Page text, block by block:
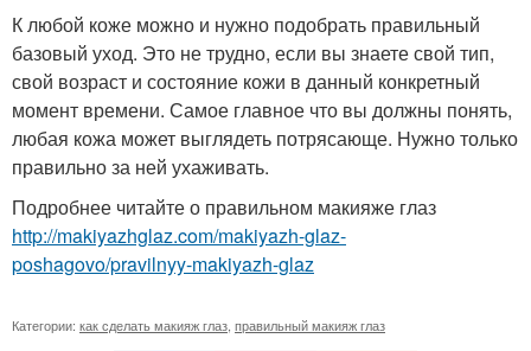
К любой коже можно и нужно подобрать правильный
базовый уход. Это не трудно, если вы знаете свой тип,
свой возраст и состояние кожи в данный конкретный
момент времени. Самое главное что вы должны понять,
любая кожа может выглядеть потрясающе. Нужно только
правильно за ней ухаживать.
Подробнее читайте о правильном макияже глаз
http://makiyazhglaz.com/makiyazh-glaz-
poshagovo/pravilnyy-makiyazh-glaz
Категории: как сделать макияж глаз правильный макияж глаз